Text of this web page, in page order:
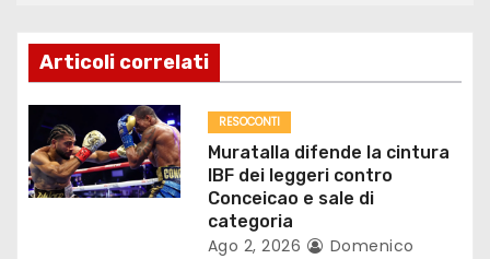
z
i
o
n
Articoli correlati
RESOCONTI
Muratalla difende la cintura
IBF dei leggeri contro
Conceicao e sale di
categoria
Ago 2, 2026
Domenico